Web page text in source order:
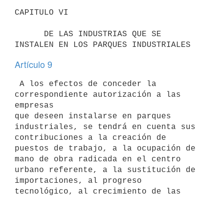
CAPITULO VI
Artículo 9
correspondiente autorización a las
empresas
que deseen instalarse en parques
industriales, se tendrá en cuenta sus
contribuciones a la creación de
puestos de trabajo, a la ocupación de
mano de obra radicada en el centro
urbano referente, a la sustitución de
importaciones, al progreso
tecnológico, al crecimiento de las